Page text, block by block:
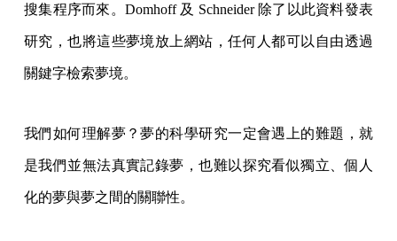
搜集程序而來。Domhoff 及 Schneider 除了以此資料發表
研究，也將這些夢境放上網站，任何人都可以自由透過
關鍵字檢索夢境。
我們如何理解夢？夢的科學研究一定會遇上的難題，就
是我們並無法真實記錄夢，也難以探究看似獨立、個人
化的夢與夢之間的關聯性。